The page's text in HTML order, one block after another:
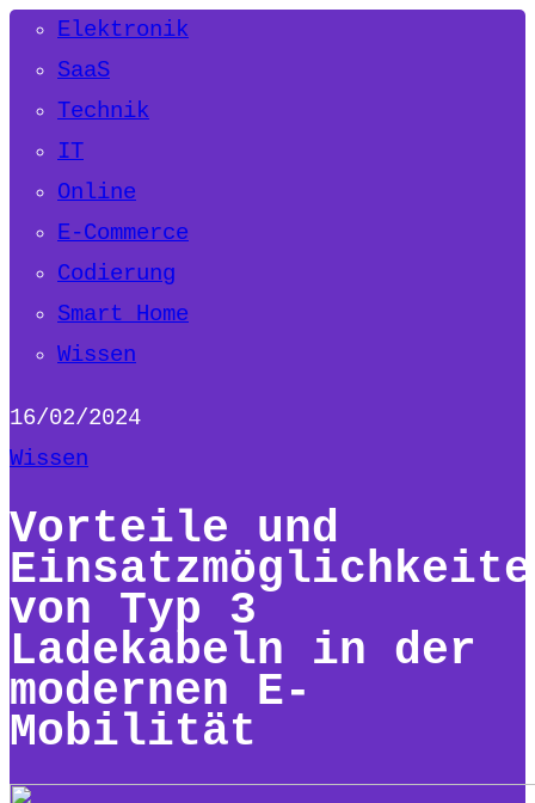
Elektronik
SaaS
Technik
IT
Online
E-Commerce
Codierung
Smart Home
Wissen
16/02/2024
Wissen
Vorteile und
von Typ 3
Ladekabeln in der
modernen E-
Mobilität